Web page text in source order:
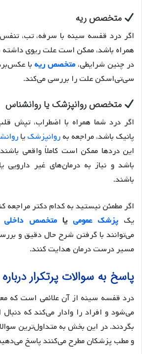
متخصص ریه
اگر درد قفسه سینه با سرفه، تب،
همراه باشد، ممکن است علت ریوی داشته
در چنین شرایطی،متخصص ریه با
سی‌تی‌اسکن علت را بررسی می‌کند.
متخصص روانپزشک یا روانشناس
اگر درد شما همراه با اضطراب، تپش
پانیک باشد، مراجعه بهروانپزشکیا
این دردها ممکن است کاملاً واقعی
باشد و نیاز به درمان‌های غیر دارویی
باشند.
اگر مطمئن نیستید به کدام دکتر مراجعه
یکپزشک عمومی یامتخصص داخلی
می‌توانند با گرفتن شرح حال دقیق و
مسیر درست درمان هدایت کنند.
پاسخ به سوالات پرتکرار
درد قفسه سینه از آن علائمی است که
می‌شود و افراد را وادار می‌کند که
بگردند. در این بخش به متداول‌ترین
و مطب پزشکان مطرح می‌کنند پاسخ